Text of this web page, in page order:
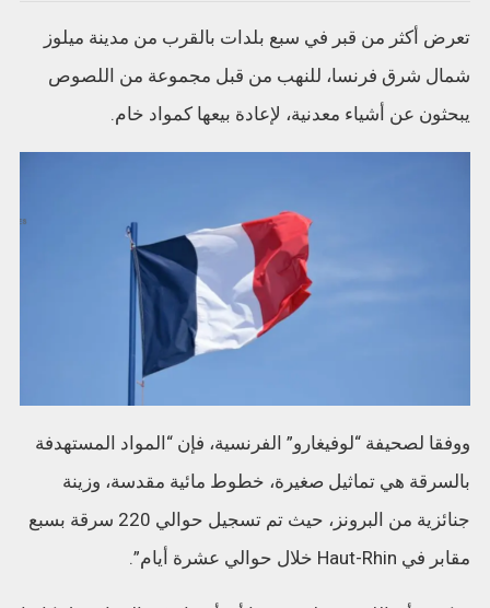
تعرض أكثر من قبر في سبع بلدات بالقرب من مدينة ميلوز
شمال شرق فرنسا، للنهب من قبل مجموعة من اللصوص
يبحثون عن أشياء معدنية، لإعادة بيعها كمواد خام.
ووفقا لصحيفة “لوفيغارو” الفرنسية، فإن “المواد المستهدفة
بالسرقة هي تماثيل صغيرة، خطوط مائية مقدسة، وزينة
جنائزية من البرونز، حيث تم تسجيل حوالي 220 سرقة بسبع
مقابر في Haut-Rhin خلال حوالي عشرة أيام”.